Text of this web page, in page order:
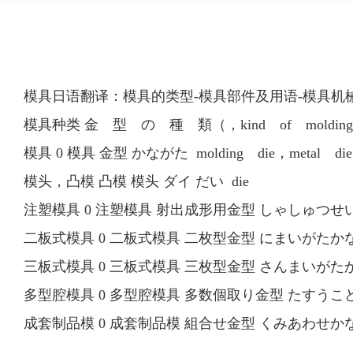
模具日语翻译：模具的类型-模具部件及用语-模具机
模具种类 金 型 の 種 類（，kind of
模具 0 模具 金型 かながた molding die，metal
模头，凸模 凸模 模头 ダイ だい die
注塑模具 0 注塑模具 射出成形用金型 しゃしゅつ
二板式模具 0 二板式模具 二枚型金型 にまいが
三板式模具 0 三板式模具 三枚型金型 さんまいが
多型腔模具 0 多型腔模具 多数個取り金型 たすう
成套制品模 0 成套制品模 組合せ金型 くみあわせ